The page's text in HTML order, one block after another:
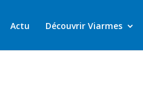
Actu Découvrir Viarmes